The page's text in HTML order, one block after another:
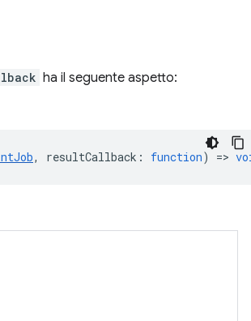
ha il seguente aspetto:
, resultCallback : function) =>